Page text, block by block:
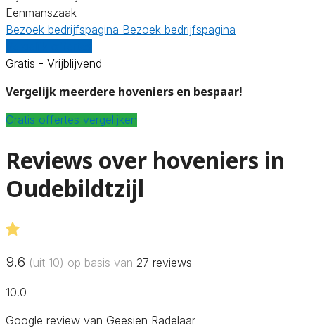
Eenmanszaak
Bezoek bedrijfspagina Bezoek bedrijfspagina
Gratis - Vrijblijvend
Vergelijk meerdere hoveniers en bespaar!
Gratis offertes vergelijken
Reviews over hoveniers in
Oudebildtzijl
9.6 (uit 10) op basis van 27 reviews
10.0
Google review van Geesien Radelaar